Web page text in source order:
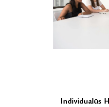
Individualūs